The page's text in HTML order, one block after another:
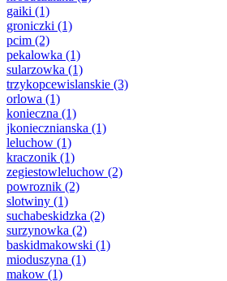
gaiki (1)
groniczki (1)
pcim (2)
pekalowka (1)
sularzowka (1)
trzykopcewislanskie (3)
orlowa (1)
konieczna (1)
jkoniecznianska (1)
leluchow (1)
kraczonik (1)
zegiestowleluchow (2)
powroznik (2)
slotwiny (1)
suchabeskidzka (2)
surzynowka (2)
baskidmakowski (1)
mioduszyna (1)
makow (1)